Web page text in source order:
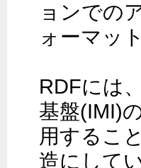
ョンでの
ォーマッ
RDFには
基盤(IMI)
用するこ
造にして